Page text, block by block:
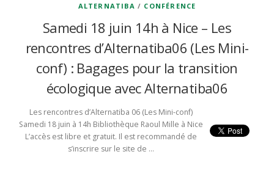
ALTERNATIBA / CONFÉRENCE
Samedi 18 juin 14h à Nice – Les
rencontres d’Alternatiba06 (Les Mini-
conf) : Bagages pour la transition
écologique avec Alternatiba06
Les rencontres d’Alternatiba 06 (Les Mini-conf)
Samedi 18 juin à 14h Bibliothèque Raoul Mille à Nice
L’accès est libre et gratuit. Il est recommandé de
s’inscrire sur le site de …